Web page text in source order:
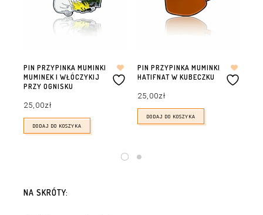
PIN PRZYPINKA MUMINKI
MUMINEK I WŁÓCZYKIJ
PRZY OGNISKU
25,00zł
DODAJ DO KOSZYKA
PIN PRZYPINKA MUMINKI
HATIFNAT W KUBECZKU
25,00zł
DODAJ DO KOSZYKA
NA SKRÓTY: